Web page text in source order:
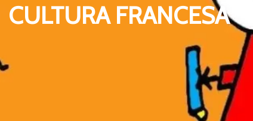
CULTURA FRANCESA